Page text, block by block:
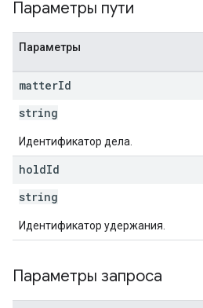
Параметры пути
Параметры
matterId
string
Идентификатор дела.
holdId
string
Идентификатор удержания.
Параметры запроса